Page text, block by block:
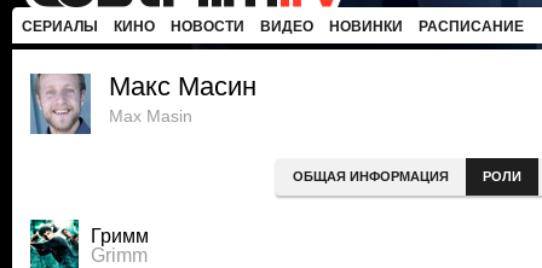
СЕРИАЛЫ КИНО НОВОСТИ ВИДЕО НОВИНКИ РАСПИСАНИЕ
Макс Масин
Max Masin
ОБЩАЯ ИНФОРМАЦИЯ РОЛИ
Гримм
Grimm